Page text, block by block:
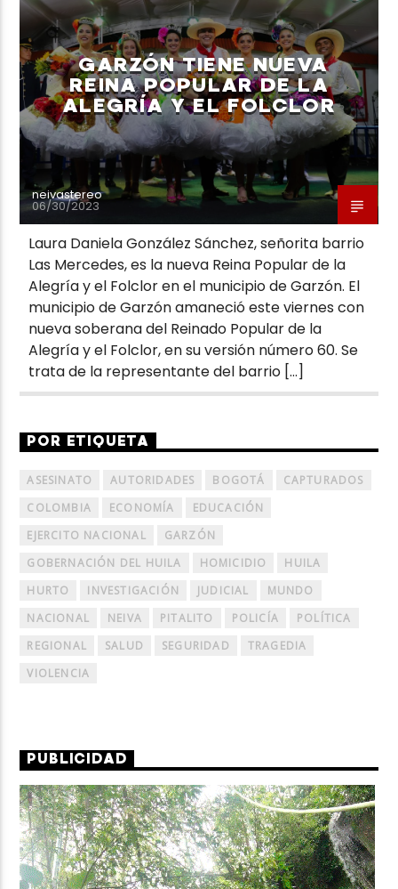
Neiva EstereoGARZÓN TIENE NUEVA
REINA POPULAR DE LA
ALEGRÍA Y EL FOLCLOR
neivastereo
06/30/2023
Laura Daniela González Sánchez, señorita barrio
Las Mercedes, es la nueva Reina Popular de la
Alegría y el Folclor en el municipio de Garzón. El
municipio de Garzón amaneció este viernes con
nueva soberana del Reinado Popular de la
Alegría y el Folclor, en su versión número 60. Se
trata de la representante del barrio […]
POR ETIQUETA
ASESINATO AUTORIDADES BOGOTÁ
CAPTURADOS
COLOMBIA
ECONOMÍA
EDUCACIÓN
EJERCITO NACIONAL
GARZÓN
GOBERNACIÓN DEL HUILA
HOMICIDIO
HUILA
HURTO
INVESTIGACIÓN JUDICIAL
MUNDO
NACIONAL
NEIVA PITALITO POLICÍA
POLÍTICA
REGIONAL
SALUD SEGURIDAD
TRAGEDIA
VIOLENCIA
PUBLICIDAD